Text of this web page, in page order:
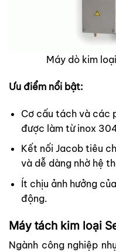
Máy dò kim
Ưu điểm nổi bật:
Cơ cấu tách và các
được làm từ inox
Kết nối Jacob tiêu
và dễ dàng nhờ hệ
Ít chịu ảnh hưởng
động.
Máy tách kim loại
Ngành công nghiệp